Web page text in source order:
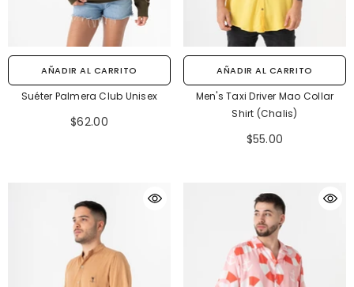
AÑADIR AL CARRITO
Suéter Palmera Club Unisex
$62.00
AÑADIR AL CARRITO
Men's Taxi Driver Mao Collar
Shirt (Chalis)
$55.00